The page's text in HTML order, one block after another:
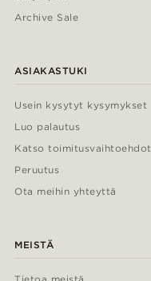
Archive Sale
ASIAKASTUKI
Usein kysytyt kysymykset
Luo palautus
Katso toimitusvaihtoehdot
Peruutus
Ota meihin yhteyttä
MEISTÄ